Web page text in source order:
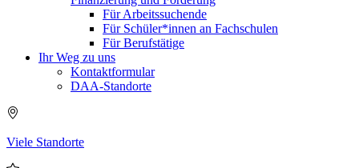
Für Arbeitssuchende
Für Schüler*innen an Fachschulen
Für Berufstätige
Ihr Weg zu uns
Kontaktformular
DAA-Standorte
Viele Standorte